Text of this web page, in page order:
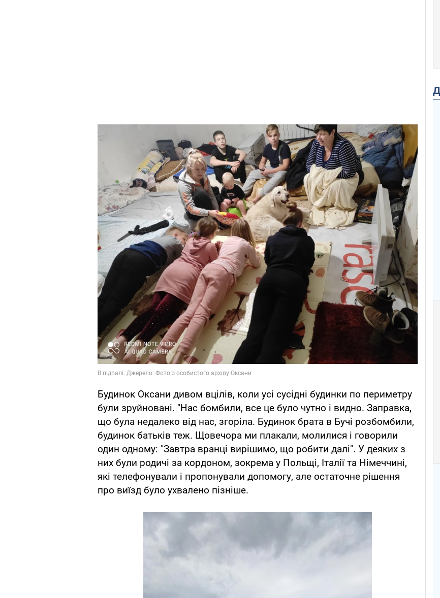
Будинок Оксани дивом вцілів, коли усі сусідні будинки по периметру
були зруйновані. "Нас бомбили, все це було чутно і видно. Заправка,
що була недалеко від нас, згоріла. Будинок брата в Бучі розбомбили,
будинок батьків теж. Щовечора ми плакали, молилися і говорили
один одному: "Завтра вранці вирішимо, що робити далі". У деяких з
них були родичі за кордоном, зокрема у Польщі, Італії та Німеччині,
які телефонували і пропонували допомогу, але остаточне рішення
про виїзд було ухвалено пізніше.